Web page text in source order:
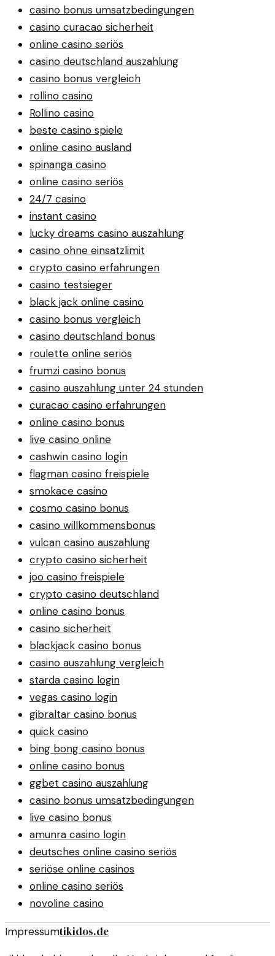
casino bonus umsatzbedingungen
casino curacao sicherheit
online casino seriös
casino deutschland auszahlung
casino bonus vergleich
rollino casino
Rollino casino
beste casino spiele
online casino ausland
spinanga casino
online casino seriös
24/7 casino
instant casino
lucky dreams casino auszahlung
casino ohne einsatzlimit
crypto casino erfahrungen
casino testsieger
black jack online casino
casino bonus vergleich
casino deutschland bonus
roulette online seriös
frumzi casino bonus
casino auszahlung unter 24 stunden
curacao casino erfahrungen
online casino bonus
live casino online
cashwin casino login
flagman casino freispiele
smokace casino
cosmo casino bonus
casino willkommensbonus
vulcan casino auszahlung
crypto casino sicherheit
joo casino freispiele
crypto casino deutschland
online casino bonus
casino sicherheit
blackjack casino bonus
casino auszahlung vergleich
starda casino login
vegas casino login
gibraltar casino bonus
quick casino
bing bong casino bonus
online casino bonus
ggbet casino auszahlung
casino bonus umsatzbedingungen
live casino bonus
amunra casino login
deutsches online casino seriös
seriöse online casinos
online casino seriös
novoline casino
Impressumtikidos.de